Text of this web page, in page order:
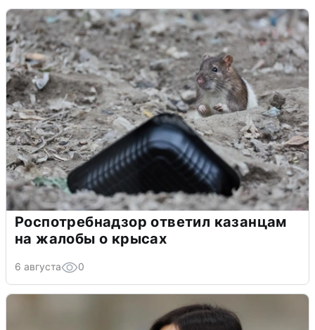
Роспотребнадзор ответил казанцам
на жалобы о крысах
6 августа 0